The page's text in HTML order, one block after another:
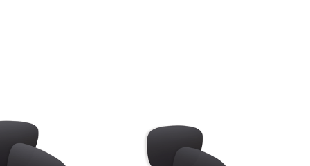
de bolhas.